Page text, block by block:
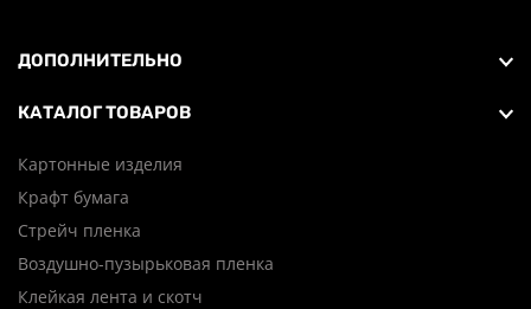
ДОПОЛНИТЕЛЬНО
КАТАЛОГ ТОВАРОВ
Картонные изделия
Крафт бумага
Стрейч пленка
Воздушно-пузырьковая пленка
Клейкая лента и скотч